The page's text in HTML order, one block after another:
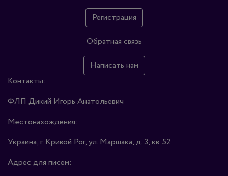
Регистрация
Обратная связь
Написать нам
Контакты:
ФЛП Дикий Игорь Анатольевич
Местонахождения:
Украина, г. Кривой Рог, ул. Маршака, д. 3, кв. 52
Адрес для писем: